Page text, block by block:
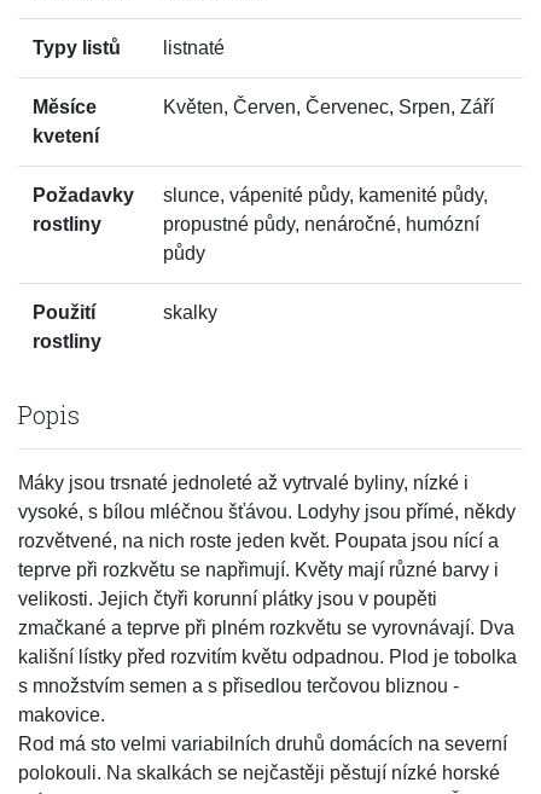
Typy listů listnaté
Měsíce
kvetení
Květen, Červen, Červenec, Srpen, Září
Požadavky
rostliny
slunce, vápenité půdy, kamenité půdy,
propustné půdy, nenáročné, humózní
půdy
Použití
rostliny
skalky
Popis
Máky jsou trsnaté jednoleté až vytrvalé byliny, nízké i
vysoké, s bílou mléčnou šťávou. Lodyhy jsou přímé, někdy
rozvětvené, na nich roste jeden květ. Poupata jsou nící a
teprve při rozkvětu se napřimují. Květy mají různé barvy i
velikosti. Jejich čtyři korunní plátky jsou v poupěti
zmačkané a teprve při plném rozkvětu se vyrovnávají. Dva
kališní lístky před rozvitím květu odpadnou. Plod je tobolka
s množstvím semen a s přisedlou terčovou bliznou -
makovice.
Rod má sto velmi variabilních druhů domácích na severní
polokouli. Na skalkách se nejčastěji pěstují nízké horské